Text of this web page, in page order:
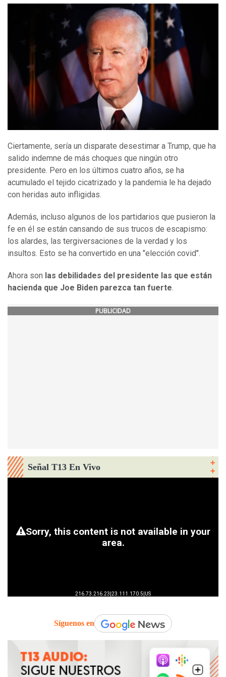
Ciertamente, sería un disparate desestimar a Trump, que ha
salido indemne de más choques que ningún otro
presidente. Pero en los últimos cuatro años, se ha
acumulado el tejido cicatrizado y la pandemia le ha dejado
con heridas auto infligidas.
Además, incluso algunos de los partidarios que pusieron la
fe en él se están cansando de sus trucos de escapismo:
los alardes, las tergiversaciones de la verdad y los
insultos. Esto se ha convertido en una "elección covid".
Ahora son las debilidades del presidente las que están
hacienda que Joe Biden parezca tan fuerte.
PUBLICIDAD
Señal T13 En Vivo
Síguenos en